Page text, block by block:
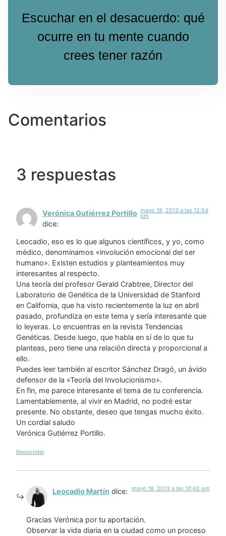
Escuchar en el desacuerdo: qué
ocurre en tu mente cuando
crees tener razón
Comentarios
3 respuestas
Verónica Gutiérrez Portillo
dice:
mayo 18, 2013 a las 12:54
pm
Leocadio, eso es lo que algunos científicos, y yo, como
médico, denominamos «involución emocional del ser
humano». Existen estudios y planteamientos muy
interesantes al respecto.
Una teoría del profesor Gerald Crabtree, Director del
Laboratorio de Genética de la Universidad de Stanford
en California, que ha visto recientemente la luz en abril
pasado, profundiza en este tema y sería interesante que
lo leyeras. Lo encuentras en la revista Tendencias
Genéticas. Desde luego, que habla en sí de lo que tu
planteas, pero tiene una relación directa y proporcional a
ello.
Puedes leer también al escritor Sánchez Dragó, un ávido
defensor de la «Teoría del Involucionismo».
En fin, me parece interesante el tema de tu conferencia.
Lamentablemente, al vivir en Madrid, no podré estar
presente. No obstante, deseo que tengas mucho éxito.
Un cordial saludo
Verónica Gutiérrez Portillo.
Responder
Leocadio Martín dice: mayo 18, 2013 a las 10:42 pm
Gracias Verónica por tu aportación.
Observar la vida diaria en la ciudad como un proceso